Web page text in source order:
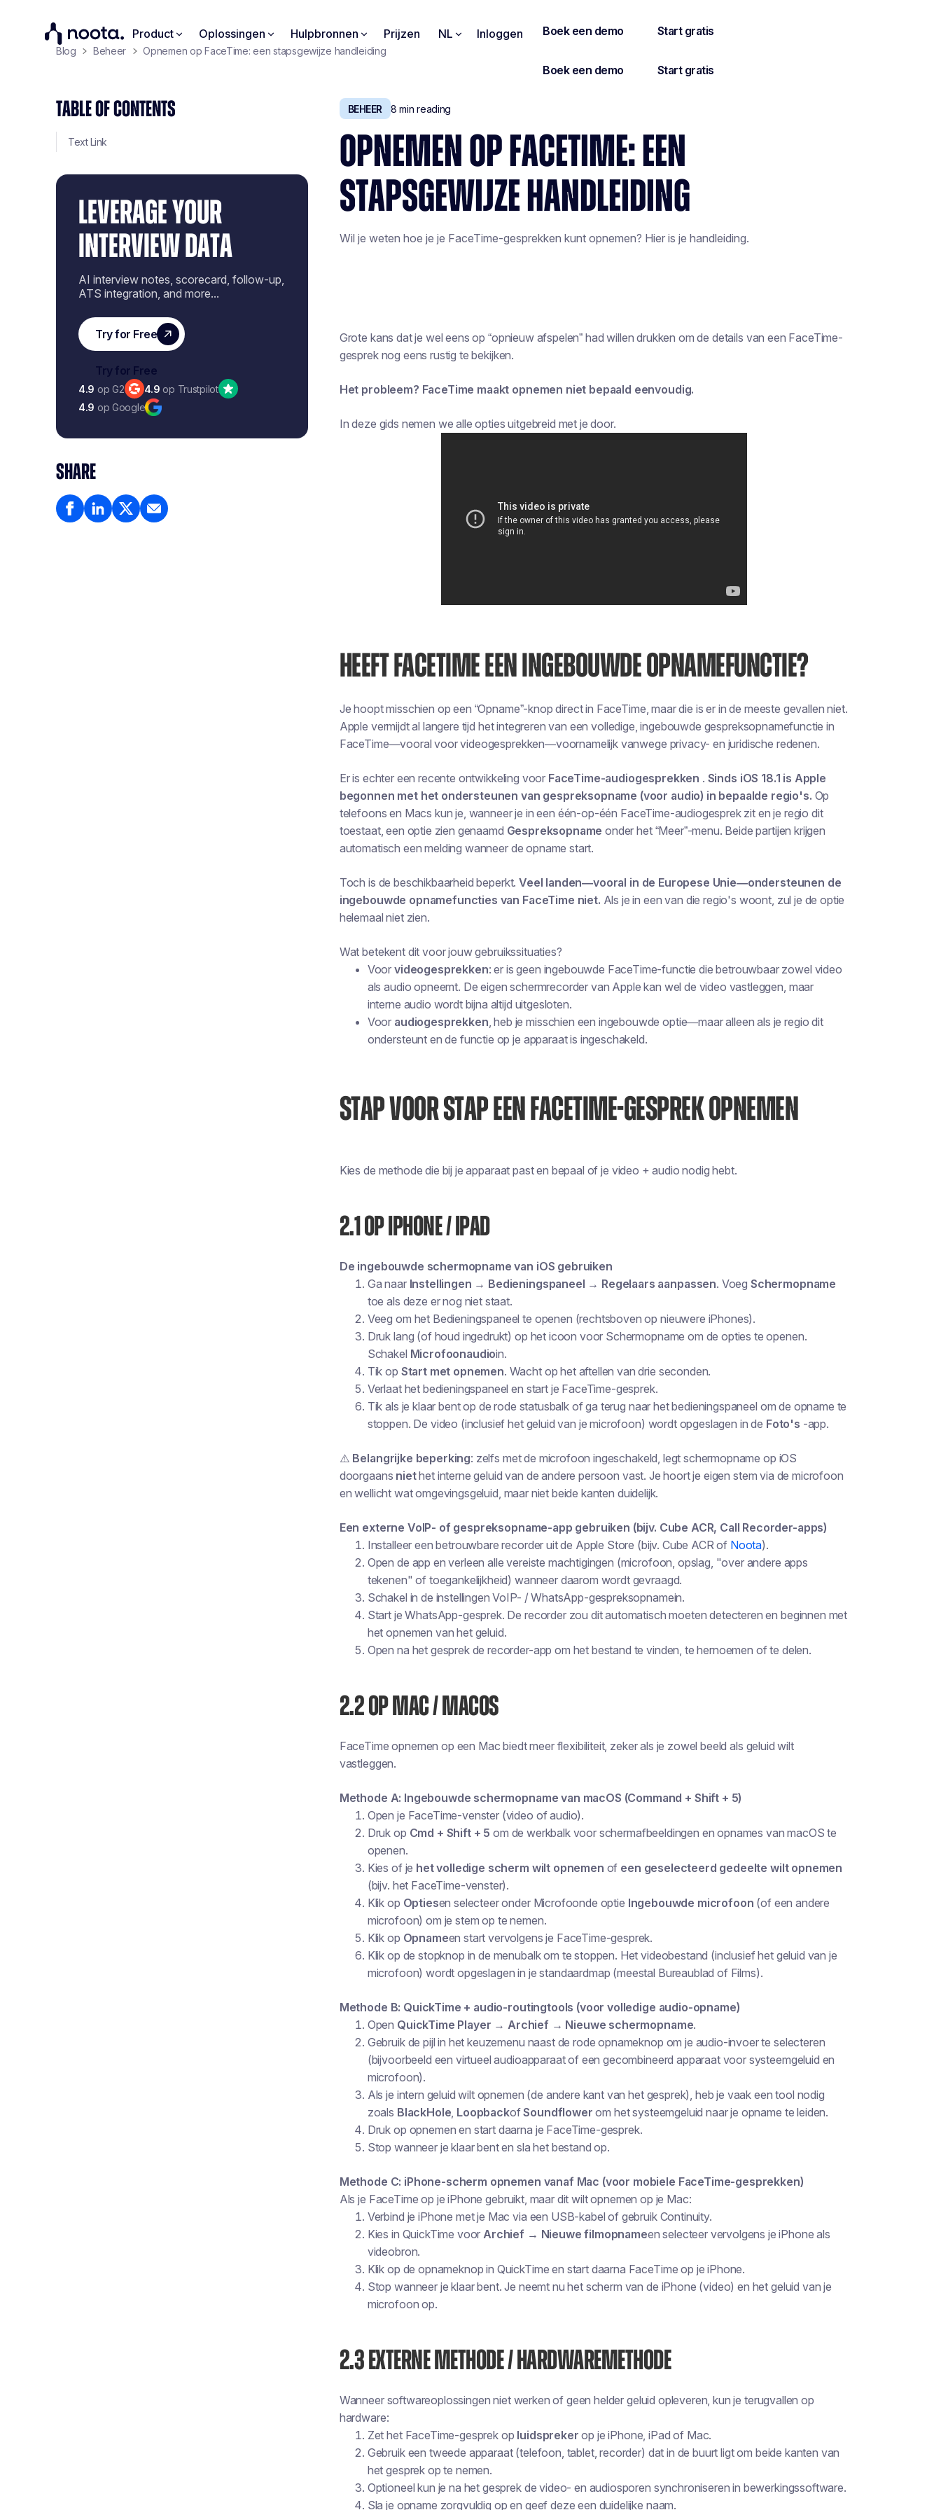
Product Oplossingen Hulpbronnen Prijzen NL Inloggen
Blog Beheer Opnemen op FaceTime: een stapsgewijze handleiding
TABLE OF CONTENTS
Text Link
LEVERAGE YOUR
INTERVIEW DATA
AI interview notes, scorecard, follow-up,
ATS integration, and more...
4.9 op G2 4.9 op Trustpilot
4.9 op Google
SHARE
BEHEER 8 min reading
OPNEMEN OP FACETIME: EEN
STAPSGEWIJZE HANDLEIDING
Wil je weten hoe je je FaceTime-gesprekken kunt opnemen? Hier is je handleiding.
Grote kans dat je wel eens op “opnieuw afspelen” had willen drukken om de details van een FaceTime-
gesprek nog eens rustig te bekijken.
Het probleem? FaceTime maakt opnemen niet bepaald eenvoudig.
In deze gids nemen we alle opties uitgebreid met je door.
HEEFT FACETIME EEN INGEBOUWDE OPNAMEFUNCTIE?
Je hoopt misschien op een “Opname”-knop direct in FaceTime, maar die is er in de meeste gevallen niet.
Apple vermijdt al langere tijd het integreren van een volledige, ingebouwde gespreksopnamefunctie in
FaceTime—vooral voor videogesprekken—voornamelijk vanwege privacy- en juridische redenen.
Er is echter een recente ontwikkeling voor FaceTime-audiogesprekken . Sinds iOS 18.1 is Apple
begonnen met het ondersteunen van gespreksopname (voor audio) in bepaalde regio's. Op
telefoons en Macs kun je, wanneer je in een één-op-één FaceTime-audiogesprek zit en je regio dit
toestaat, een optie zien genaamd Gespreksopname onder het “Meer”-menu. Beide partijen krijgen
automatisch een melding wanneer de opname start.
Toch is de beschikbaarheid beperkt.Veel landen—vooral in de Europese Unie—ondersteunen de
ingebouwde opnamefuncties van FaceTime niet. Als je in een van die regio's woont, zul je de optie
helemaal niet zien.
Wat betekent dit voor jouw gebruikssituaties?
Voor videogesprekken: er is geen ingebouwde FaceTime-functie die betrouwbaar zowel video
als audio opneemt. De eigen schermrecorder van Apple kan wel de video vastleggen, maar
interne audio wordt bijna altijd uitgesloten.
Voor audiogesprekken , heb jemisschien een ingebouwde optie—maar alleen als je regio dit
ondersteunt en de functie op je apparaat is ingeschakeld.
STAP VOOR STAP EEN FACETIME-GESPREK OPNEMEN
Kies de methode die bij je apparaat past en bepaal of je video + audio nodig hebt.
2.1 OP IPHONE / IPAD
De ingebouwde schermopname van iOS gebruiken
Ga naar Instellingen → Bedieningspaneel → Regelaars aanpassen. Voeg Schermopname
toe als deze er nog niet staat.
Veeg om het Bedieningspaneel te openen (rechtsboven op nieuwere iPhones).
Druk lang (of houd ingedrukt) op het icoon voor Schermopname om de opties te openen.
Schakel Microfoonaudioin.
Tik op Start met opnemen. Wacht op het aftellen van drie seconden.
Verlaat het bedieningspaneel en start je FaceTime-gesprek.
Tik als je klaar bent op de rode statusbalk of ga terug naar het bedieningspaneel om de opname te
stoppen. De video (inclusief het geluid van je microfoon) wordt opgeslagen in de Foto's -app.
⚠️ Belangrijke beperking: zelfs met de microfoon ingeschakeld, legt schermopname op iOS
doorgaans niethet interne geluid van de andere persoon vast. Je hoort je eigen stem via de microfoon
en wellicht wat omgevingsgeluid, maar niet beide kanten duidelijk.
Een externe VoIP- of gespreksopname-app gebruiken (bijv. Cube ACR, Call Recorder-apps)
Installeer een betrouwbare recorder uit de Apple Store (bijv. Cube ACR of Noota).
Open de app en verleen alle vereiste machtigingen (microfoon, opslag, "over andere apps
tekenen" of toegankelijkheid) wanneer daarom wordt gevraagd.
Schakel in de instellingenVoIP- / WhatsApp-gespreksopnamein.
Start je WhatsApp-gesprek. De recorder zou dit automatisch moeten detecteren en beginnen met
het opnemen van het geluid.
Open na het gesprek de recorder-app om het bestand te vinden, te hernoemen of te delen.
2.2 OP MAC / MACOS
FaceTime opnemen op een Mac biedt meer flexibiliteit, zeker als je zowel beeld als geluid wilt
vastleggen.
Methode A: Ingebouwde schermopname van macOS (Command + Shift + 5)
Open je FaceTime-venster (video of audio).
Druk op Cmd + Shift + 5 om de werkbalk voor schermafbeeldingen en opnames van macOS te
openen.
Kies of je het volledige scherm wilt opnemen of een geselecteerd gedeelte wilt opnemen
(bijv. het FaceTime-venster).
Klik op Optiesen selecteer onder Microfoonde optie Ingebouwde microfoon (of een andere
microfoon) om je stem op te nemen.
Klik op Opnameen start vervolgens je FaceTime-gesprek.
Klik op de stopknop in de menubalk om te stoppen. Het videobestand (inclusief het geluid van je
microfoon) wordt opgeslagen in je standaardmap (meestal Bureaublad of Films).
Methode B: QuickTime + audio-routingtools (voor volledige audio-opname)
Open QuickTime Player → Archief → Nieuwe schermopname.
Gebruik de pijl in het keuzemenu naast de rode opnameknop om je audio-invoer te selecteren
(bijvoorbeeld een virtueel audioapparaat of een gecombineerd apparaat voor systeemgeluid en
microfoon).
Als je intern geluid wilt opnemen (de andere kant van het gesprek), heb je vaak een tool nodig
zoals BlackHole LoopbackofSoundflower om het systeemgeluid naar je opname te leiden.
Druk op opnemen en start daarna je FaceTime-gesprek.
Stop wanneer je klaar bent en sla het bestand op.
Methode C: iPhone-scherm opnemen vanaf Mac (voor mobiele FaceTime-gesprekken)
Als je FaceTime op je iPhone gebruikt, maar dit wilt opnemen op je Mac:
Verbind je iPhone met je Mac via een USB-kabel of gebruik Continuity.
Kies in QuickTime voor Archief → Nieuwe filmopnameen selecteer vervolgens je iPhone als
videobron.
Klik op de opnameknop in QuickTime en start daarna FaceTime op je iPhone.
Stop wanneer je klaar bent. Je neemt nu het scherm van de iPhone (video) en het geluid van je
microfoon op.
2.3 EXTERNE METHODE / HARDWAREMETHODE
Wanneer softwareoplossingen niet werken of geen helder geluid opleveren, kun je terugvallen op
hardware:
Zet het FaceTime-gesprek op luidspreker op je iPhone, iPad of Mac.
Gebruik een tweede apparaat (telefoon, tablet, recorder) dat in de buurt ligt om beide kanten van
het gesprek op te nemen.
Optioneel kun je na het gesprek de video- en audiosporen synchroniseren in bewerkingssoftware.
Sla je opname zorgvuldig op en geef deze een duidelijke naam.